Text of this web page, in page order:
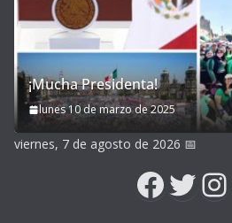
¡Mucha Presidenta!
lunes 10 de marzo de 2025
viernes, 7 de agosto de 2026 📅